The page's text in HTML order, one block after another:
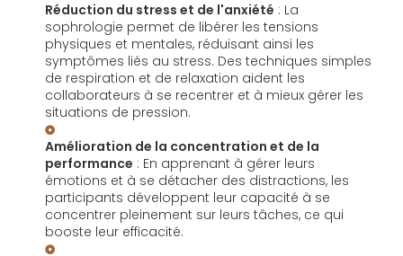
Réduction du stress et de l'anxiété : La
sophrologie permet de libérer les tensions
physiques et mentales, réduisant ainsi les
symptômes liés au stress. Des techniques simples
de respiration et de relaxation aident les
collaborateurs à se recentrer et à mieux gérer les
situations de pression.
Amélioration de la concentration et de la
performance : En apprenant à gérer leurs
émotions et à se détacher des distractions, les
participants développent leur capacité à se
concentrer pleinement sur leurs tâches, ce qui
booste leur efficacité.